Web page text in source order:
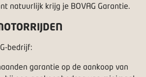
natuurlijk krijg je BOVAG Garantie.
bedrijf:
garantie op de aankoop van